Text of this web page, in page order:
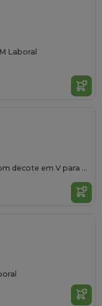
Laboral
Cardigan em malha com decote em V para Mulher